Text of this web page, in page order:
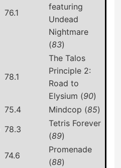
76.1
featuring
Undead
Nightmare
(83)
78.1
The Talos
Principle 2:
Road to
Elysium (90)
75.4 Mindcop (85)
78.3
Tetris Forever
(89)
74.6
Promenade
(88)